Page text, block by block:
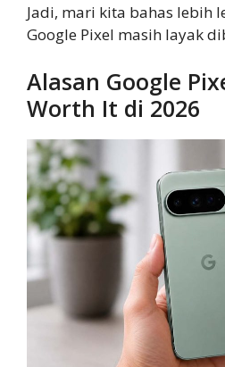
Jadi, mari kita bahas lebih
Google Pixel masih layak
Alasan Google
Worth It di 2026